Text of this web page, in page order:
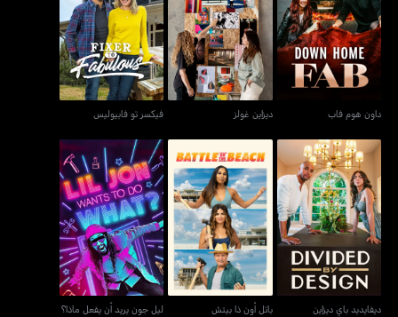
داون هوم فاب
داون هوم فاب
ديزاين غولز
ديزاين غولز
فيكسر تو فابيوليس
فيكسر تو فابيوليس
ديفايديد باي ديزاين
ديفايديد باي ديزاين
باتل أون ذا بيتش
باتل أون ذا بيتش
ليل جون يريد أن يفعل
ماذا؟
ليل جون يريد أن يفعل ماذا؟